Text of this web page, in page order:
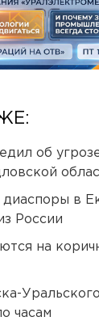
об
диаспоры в
России
на
часам